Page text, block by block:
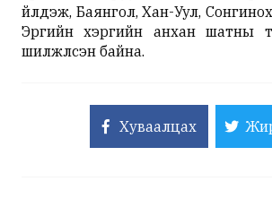
үйлдэж, Баянгол, Хан-Уул,
Эрүүгийн хэргийн анхан шатны
шилжүүлсэн байна.
Хуваалцах